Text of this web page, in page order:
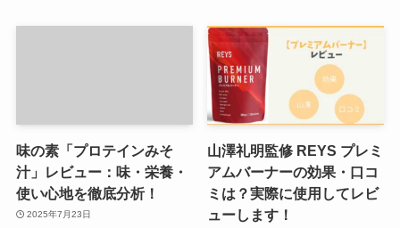
味の素「プロテインみそ
汁」レビュー：味・栄養・
使い心地を徹底分析！
2025年7月23日
山澤礼明監修 REYS プレミ
アムバーナーの効果・口コ
ミは？実際に使用してレビ
ューします！